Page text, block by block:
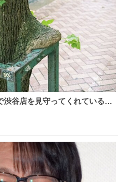
渋谷店を見守ってくれている